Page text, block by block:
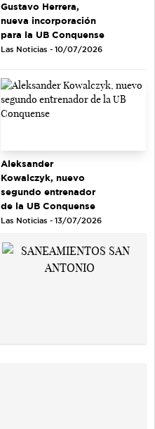
Gustavo Herrera,
nueva incorporación
para la UB Conquense
Las Noticias - 10/07/2026
Aleksander
Kowalczyk, nuevo
segundo entrenador
de la UB Conquense
Las Noticias - 13/07/2026